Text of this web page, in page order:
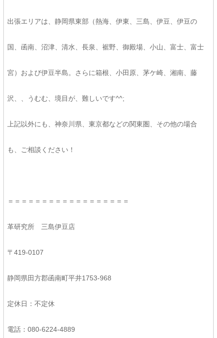
出張エリアは、静岡県東部（熱海、伊東、三島、伊豆、伊豆の
国、函南、沼津、清水、長泉、裾野、御殿場、小山、富士、富士
宮）および伊豆半島。さらに箱根、小田原、茅ケ崎、湘南、藤
沢、、うむむ、境目が、難しいです^^;
上記以外にも、神奈川県、東京都などの関東圏、その他の場合
も、ご相談ください！
＝＝＝＝＝＝＝＝＝＝＝＝＝＝＝＝＝＝
革研究所 三島伊豆店
〒419-0107
静岡県田方郡函南町平井1753-968
定休日：不定休
電話：080-6224-4889